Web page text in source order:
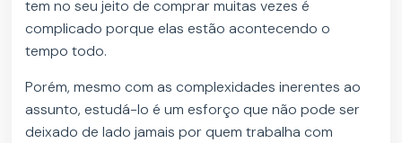
tem no seu jeito de comprar muitas vezes é
complicado porque elas estão acontecendo o
tempo todo.
Porém, mesmo com as complexidades inerentes ao
assunto, estudá-lo é um esforço que não pode ser
deixado de lado jamais por quem trabalha com